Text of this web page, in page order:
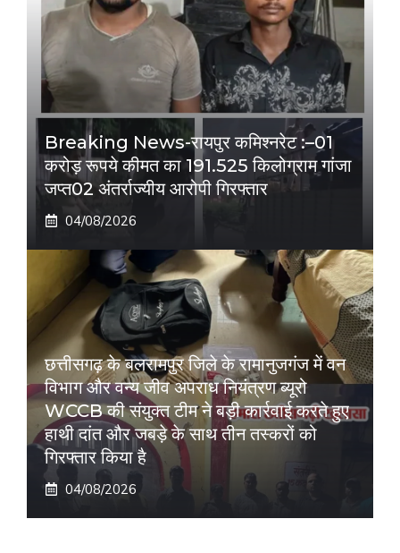
Breaking News-रायपुर कमिश्नरेट :–01
करोड़ रूपये कीमत का 191.525 किलोग्राम गांजा
जप्त02 अंतर्राज्यीय आरोपी गिरफ्तार
04/08/2026
छत्तीसगढ़ के बलरामपुर जिले के रामानुजगंज में वन
विभाग और वन्य जीव अपराध नियंत्रण ब्यूरो
WCCB की संयुक्त टीम ने बड़ी कार्रवाई करते हुए
हाथी दांत और जबड़े के साथ तीन तस्करों को
गिरफ्तार किया है
04/08/2026